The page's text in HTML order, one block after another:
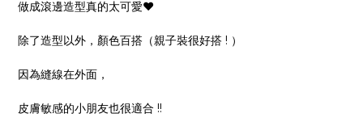
做成滾邊造型真的太可愛❤️
除了造型以外，顏色百搭（親子裝很好搭 ! ）
因為縫線在外面，
皮膚敏感的小朋友也很適合 !!